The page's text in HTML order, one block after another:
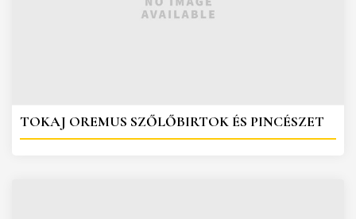
TOKAJ OREMUS SZŐLŐBIRTOK ÉS PINCÉSZET